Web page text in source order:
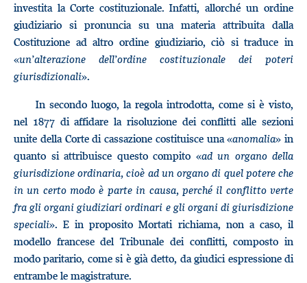
investita la Corte costituzionale. Infatti, allorché un ordine
giudiziario si pronuncia su una materia attribuita dalla
Costituzione ad altro ordine giudiziario, ciò si traduce in
«un’alterazione dell’ordine costituzionale dei poteri
giurisdizionali».
In secondo luogo, la regola introdotta, come si è visto,
nel 1877 di affidare la risoluzione dei conflitti alle sezioni
unite della Corte di cassazione costituisce una «anomalia» in
quanto si attribuisce questo compito «ad un organo della
giurisdizione ordinaria, cioè ad un organo di quel potere che
in un certo modo è parte in causa, perché il conflitto verte
fra gli organi giudiziari ordinari e gli organi di giurisdizione
speciali». E in proposito Mortati richiama, non a caso, il
modello francese del Tribunale dei conflitti, composto in
modo paritario, come si è già detto, da giudici espressione di
entrambe le magistrature.